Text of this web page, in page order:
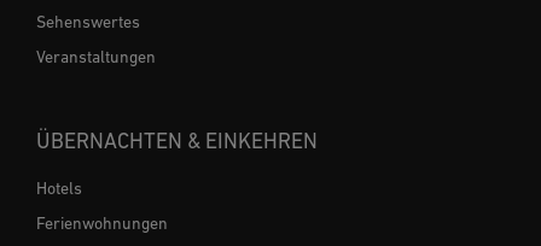
Sehenswertes
Veranstaltungen
ÜBERNACHTEN & EINKEHREN
Hotels
Ferienwohnungen